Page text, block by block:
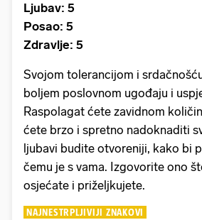
Ljubav: 5
Posao: 5
Zdravlje: 5
Svojom tolerancijom i
boljem poslovnom ugođaju i
Raspolagat ćete zavidnom
ćete brzo i spretno nadoknaditi
ljubavi budite otvoreniji, kako bi
čemu je s vama. Izgovorite ono
osjećate i priželjkujete.
NAJNESTRPLJIVIJI ZNAKOVI